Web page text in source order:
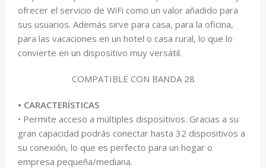
ofrecer el servicio de WiFi como un valor añadido para
sus usuarios. Además sirve para casa, para la oficina,
para las vacaciones en un hotel o casa rural, lo que lo
convierte en un dispositivo muy versátil.
COMPATIBLE CON BANDA 28
• CARACTERÍSTICAS
• Permite acceso a múltiples dispositivos. Gracias a su
gran capacidad podrás conectar hasta 32 dispositivos a
su conexión, lo que es perfecto para un hogar o
empresa pequeña/mediana.